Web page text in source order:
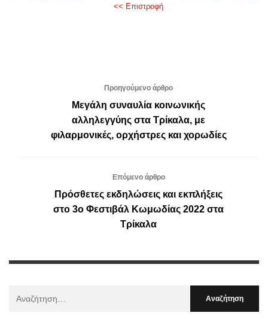
<< Επιστροφή
Προηγούμενο άρθρο
Μεγάλη συναυλία κοινωνικής
αλληλεγγύης στα Τρίκαλα, με
φιλαρμονικές, ορχήστρες και χορωδίες
Επόμενο άρθρο
Πρόσθετες εκδηλώσεις και εκπλήξεις
στο 3ο Φεστιβάλ Κωμωδίας 2022 στα
Τρίκαλα